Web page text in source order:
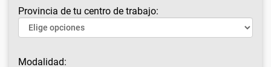
Provincia de tu centro de trabajo:
Modalidad: